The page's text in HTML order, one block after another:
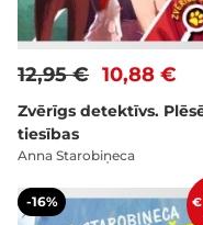
10,88 €
12,95 €
Zvērīgs detektīvs.
tiesības
Anna Starobiņeca
-16% €